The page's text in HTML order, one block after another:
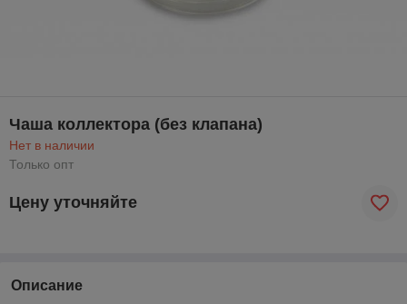
Чаша коллектора (без клапана)
Нет в наличии
Только опт
Цену уточняйте
Описание